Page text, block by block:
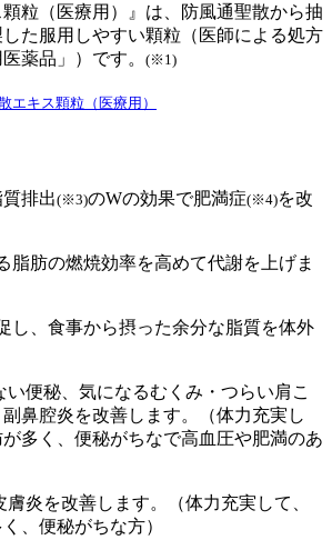
粒（医療用）』 は、防風通聖散から抽
た服用しやすい顆粒（医師による処方
医薬品 」）です。 (※1)
エキス顆粒（医療用）
質排出(※3)のWの効果で肥満症(※4)を改
脂肪の燃焼効率を高めて代謝を上げま
し、食事から摂った余分な脂質を体外
い便秘 、気になるむくみ・つらい肩こ
鼻腔炎を改善します。
（体力充実し
多く、便秘がちなで高血圧や肥満のあ
膚炎を改善します。
（体力充実して、
、便秘がちな方）